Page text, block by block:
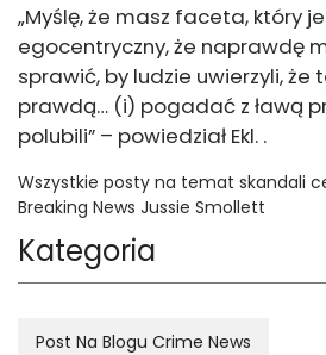
„Myślę, że masz faceta, który
egocentryczny, że naprawdę
sprawić, by ludzie uwierzyli, że
prawdą… (i) pogadać z ławą
polubili” – powiedział Ekl. .
Wszystkie posty na temat skandali
Breaking News Jussie Smollett
Kategoria
Post Na Blogu Crime News